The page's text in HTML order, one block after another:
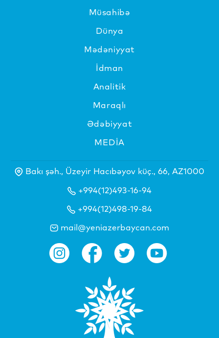
Müsahibə
Dünya
Mədəniyyat
İdman
Analitik
Maraqlı
Ədəbiyyat
MEDİA
Bakı şəh., Üzeyir Hacıbəyov küç., 66, AZ1000
+994(12)493-16-94
+994(12)498-19-84
mail@yeniazerbaycan.com